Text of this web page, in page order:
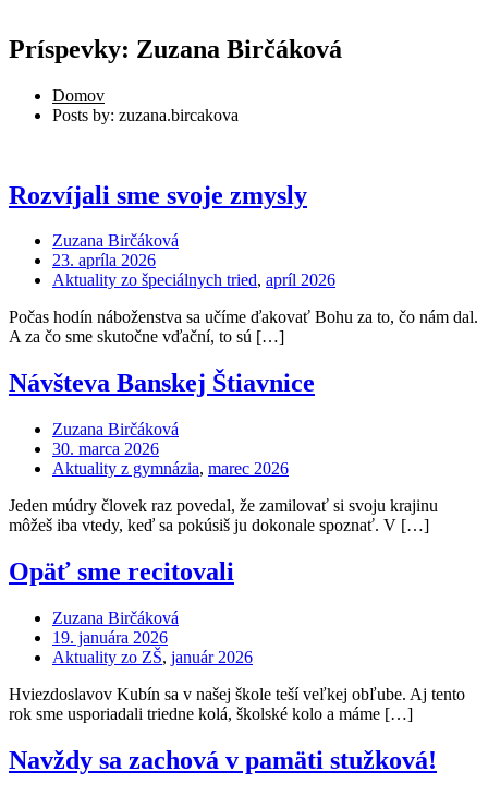
Príspevky: Zuzana Birčáková
Domov
Posts by: zuzana.bircakova
Rozvíjali sme svoje zmysly
Zuzana Birčáková
23. apríla 2026
Aktuality zo špeciálnych tried, apríl 2026
Počas hodín náboženstva sa učíme ďakovať Bohu za to, čo nám dal.
A za čo sme skutočne vďační, to sú […]
Návšteva Banskej Štiavnice
Zuzana Birčáková
30. marca 2026
Aktuality z gymnázia, marec 2026
Jeden múdry človek raz povedal, že zamilovať si svoju krajinu
môžeš iba vtedy, keď sa pokúsiš ju dokonale spoznať. V […]
Opäť sme recitovali
Zuzana Birčáková
19. januára 2026
Aktuality zo ZŠ, január 2026
Hviezdoslavov Kubín sa v našej škole teší veľkej obľube. Aj tento
rok sme usporiadali triedne kolá, školské kolo a máme […]
Navždy sa zachová v pamäti stužková!